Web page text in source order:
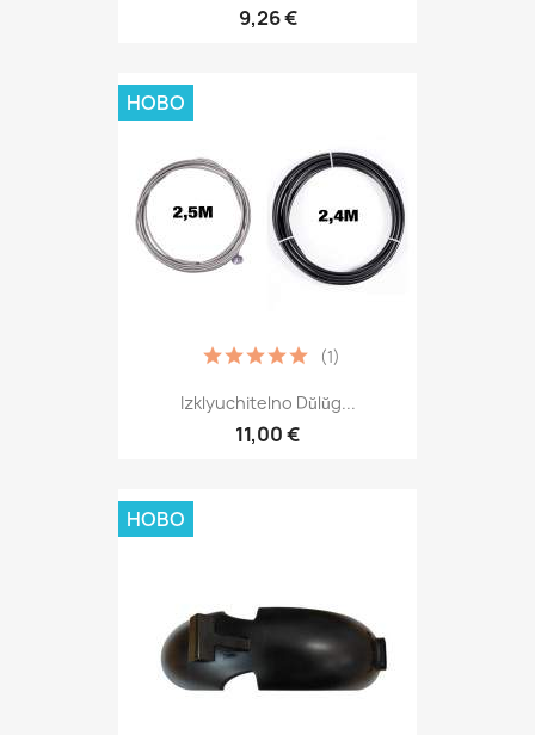
9,26 €
Izklyuchitelno Dŭlŭg...
11,00 €
(1)
НОВО
НОВО